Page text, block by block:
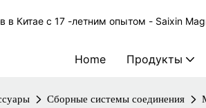
в Китае с 17 -летним опытом - Saixin
Home Продукты
Сборные системы соединения